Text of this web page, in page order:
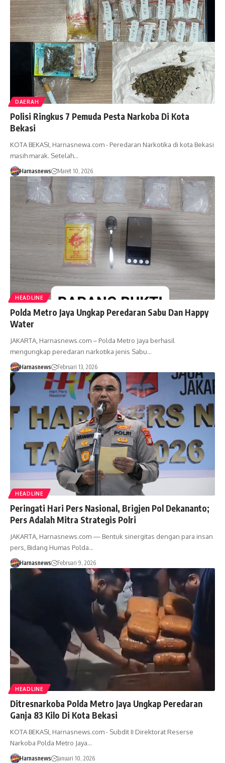
DAERAH
Polisi Ringkus 7 Pemuda Pesta Narkoba Di Kota
Bekasi
KOTA BEKASI, Harnasnewa.com - Peredaran Narkotika di kota Bekasi
masih marak. Setelah…
Harnasnews Maret 10, 2026
HEADLINE
Polda Metro Jaya Ungkap Peredaran Sabu Dan Happy
Water
JAKARTA, Harnasnews.com – Polda Metro Jaya berhasil
mengungkap peredaran narkotika jenis Sabu…
Harnasnews Februari 13, 2026
HEADLINE
Peringati Hari Pers Nasional, Brigjen Pol Dekananto;
Pers Adalah Mitra Strategis Polri
JAKARTA, Harnasnews.com — Bentuk sinergitas dengan para insan
pers, Bidang Humas Polda…
Harnasnews Februari 9, 2026
HEADLINE
Ditresnarkoba Polda Metro Jaya Ungkap Peredaran
Ganja 83 Kilo Di Kota Bekasi
KOTA BEKASI, Harnasnews.com - Subdit II Direktorat Reserse
Narkoba Polda Metro Jaya…
Harnasnews Januari 10, 2026